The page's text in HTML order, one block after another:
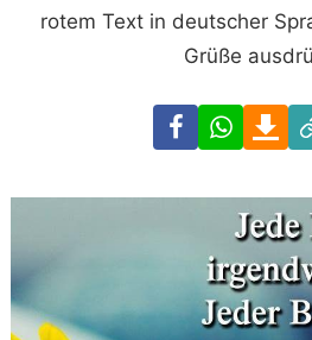
rotem Text in deutscher
Grüße
Facebook